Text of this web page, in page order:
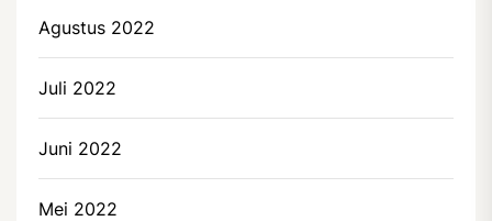
Agustus 2022
Juli 2022
Juni 2022
Mei 2022